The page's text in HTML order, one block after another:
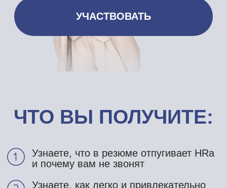
Узнаете, что в резюме отпугивает HRа
Узнаете, как легко и привлекательно
описать достижения
Поймете психологию HRа: какие
резюме открывают быстрее
Сможете правильно обыгрывать
«СТОП»-места в резюме
составить идеальное резюме, увеличить
число приглашений на работу и
повысить свой доход.